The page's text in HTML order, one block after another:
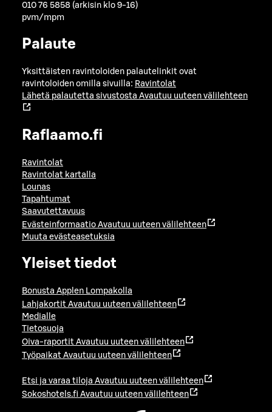
010 76 5858 (arkisin klo 9-16)
pvm/mpm
Palaute
Yksittäisten ravintoloiden palautelinkit ovat
ravintoloiden omilla sivuilla: Ravintolat
Lähetä palautetta sivustosta Avautuu uuteen välilehteen
Raflaamo.fi
Ravintolat
Ravintolat kartalla
Lounas
Tapahtumat
Saavutettavuus
Evästeinformaatio Avautuu uuteen välilehteen
Muuta evästeasetuksia
Yleiset tiedot
Bonusta Applen Lompakolla
Lahjakortit Avautuu uuteen välilehteen
Medialle
Tietosuoja
Oiva-raportit Avautuu uuteen välilehteen
Työpaikat Avautuu uuteen välilehteen
Etsi ja varaa tiloja Avautuu uuteen välilehteen
Sokoshotels.fi Avautuu uuteen välilehteen